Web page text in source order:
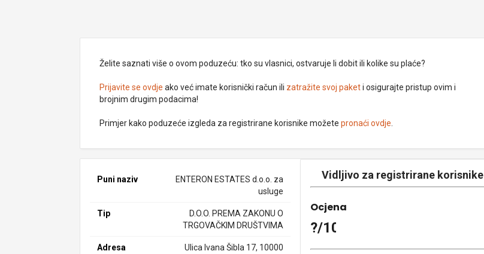
Želite saznati više o ovom poduzeću: tko su vlasnici, ostvaruje li dobit ili kolike su plaće?
Prijavite se ovdje ako već imate korisnički račun ili zatražite svoj paketi osigurajte pristup ovim i
brojnim drugim podacima!
Primjer kako poduzeće izgleda za registrirane korisnike možetepronaći ovdje
Puni naziv
ENTERON ESTATES d.o.o. za
usluge
Tip
D.O.O. PREMA ZAKONU O
TRGOVAČKIM DRUŠTVIMA
Adresa
Ulica Ivana Šibla 17, 10000
Vidljivo za registrirane korisnike
Ocjena
?/10